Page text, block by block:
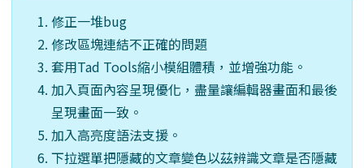
修正一堆bug
修改區塊連結不正確的問題
套用Tad Tools縮小模組體積，並增強功能。
加入頁面內容呈現優化，盡量讓編輯器畫面和最後
呈現畫面一致。
加入高亮度語法支援。
下拉選單把隱藏的文章變色以茲辨識文章是否隱藏